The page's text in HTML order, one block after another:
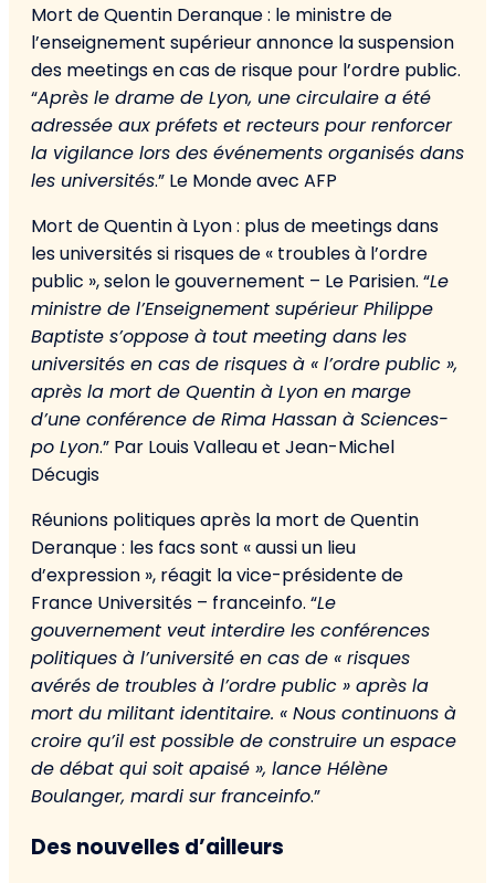
Mort de Quentin Deranque : le ministre de
l’enseignement supérieur annonce la suspension
des meetings en cas de risque pour l’ordre public.
“Après le drame de Lyon, une circulaire a été
adressée aux préfets et recteurs pour renforcer
la vigilance lors des événements organisés dans
les universités.” Le Monde avec AFP
Mort de Quentin à Lyon : plus de meetings dans
les universités si risques de « troubles à l’ordre
public », selon le gouvernement – Le Parisien. “Le
ministre de l’Enseignement supérieur Philippe
Baptiste s’oppose à tout meeting dans les
universités en cas de risques à « l’ordre public »,
après la mort de Quentin à Lyon en marge
d’une conférence de Rima Hassan à Sciences-
po Lyon.” Par Louis Valleau et Jean-Michel
Décugis
Réunions politiques après la mort de Quentin
Deranque : les facs sont « aussi un lieu
d’expression », réagit la vice-présidente de
France Universités – franceinfo. “Le
gouvernement veut interdire les conférences
politiques à l’université en cas de « risques
avérés de troubles à l’ordre public » après la
mort du militant identitaire. « Nous continuons à
croire qu’il est possible de construire un espace
de débat qui soit apaisé », lance Hélène
Boulanger, mardi sur franceinfo.”
Des nouvelles d’ailleurs